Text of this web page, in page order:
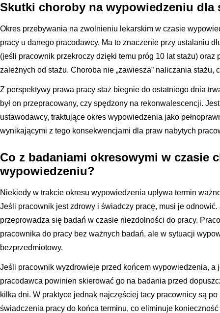
Skutki choroby na wypowiedzeniu dla
Okres przebywania na zwolnieniu lekarskim w czasie
pracy u danego pracodawcy. Ma to znaczenie przy ustalaniu
(jeśli pracownik przekroczy dzięki temu próg 10 lat stażu)
zależnych od stażu. Choroba nie „zawiesza” naliczania stażu,
Z perspektywy prawa pracy staż biegnie do ostatniego dnia
był on przepracowany, czy spędzony na rekonwalescencji.
ustawodawcy, traktujące okres wypowiedzenia jako
wynikającymi z tego konsekwencjami dla praw nabytych
Co z badaniami okresowymi w czasie
wypowiedzeniu?
Niekiedy w trakcie okresu wypowiedzenia upływa termin
Jeśli pracownik jest zdrowy i świadczy pracę, musi je
przeprowadza się badań w czasie niezdolności do pracy.
pracownika do pracy bez ważnych badań, ale w sytuacji
bezprzedmiotowy.
Jeśli pracownik wyzdrowieje przed końcem wypowiedzenia, a
pracodawca powinien skierować go na badania przed
kilka dni. W praktyce jednak najczęściej tacy pracownicy są
świadczenia pracy do końca terminu, co eliminuje